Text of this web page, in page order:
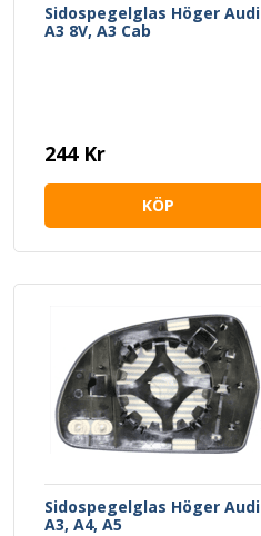
Sidospegelglas Höger Audi
A3 8V, A3 Cab
244 Kr
KÖP
Sidospegelglas Höger Audi
A3, A4, A5